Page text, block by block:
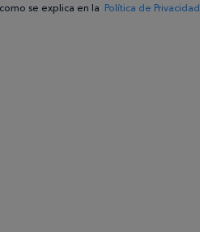
como se explica en la Política de Privacidad